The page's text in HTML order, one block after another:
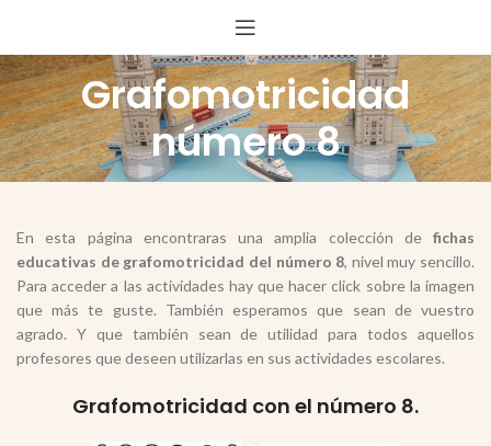
Grafomotricidad
número 8
En esta página encontraras una amplia colección de fichas
educativas de grafomotricidad del número 8, nivel muy sencillo.
Para acceder a las actividades hay que hacer click sobre la imagen
que más te guste. También esperamos que sean de vuestro
agrado. Y que también sean de utilidad para todos aquellos
profesores que deseen utilizarlas en sus actividades escolares.
Grafomotricidad con el número 8.